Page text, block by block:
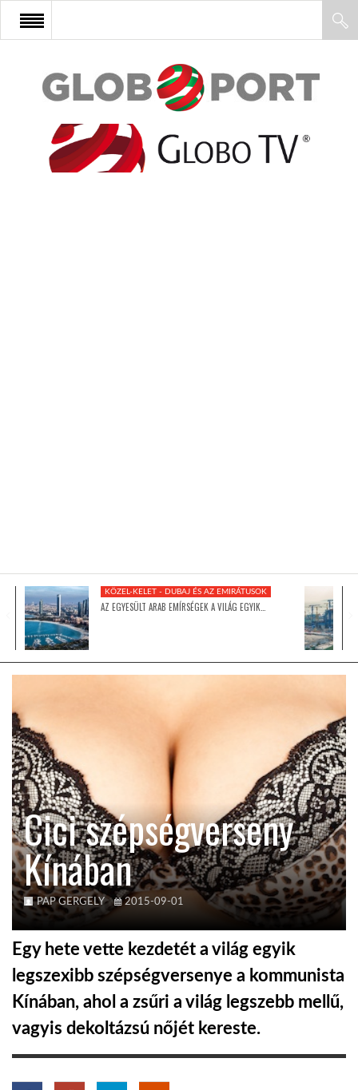
FŐOLDAL
AFRIKA
GLOBOTV BP
TROPICALMAGAZIN
GLOBOTV
AFRIKA TUDÁSTÁR
A NAP SZÉPE
LINKTR.EE
GLOBOZSARU
DOBRAVERO.HU
KÖZEL-KELET - DUBAJ ÉS AZ EMIRÁTUSOK
AZ EGYESÜLT ARAB EMÍRSÉGEK A VILÁG EGYIK…
Cici szépségverseny
Kínában
PAP GERGELY 2015-09-01
Egy hete vette kezdetét a világ egyik
legszexibb szépségversenye a kommunista
Kínában, ahol a zsűri a világ legszebb mellű,
vagyis dekoltázsú nőjét kereste.